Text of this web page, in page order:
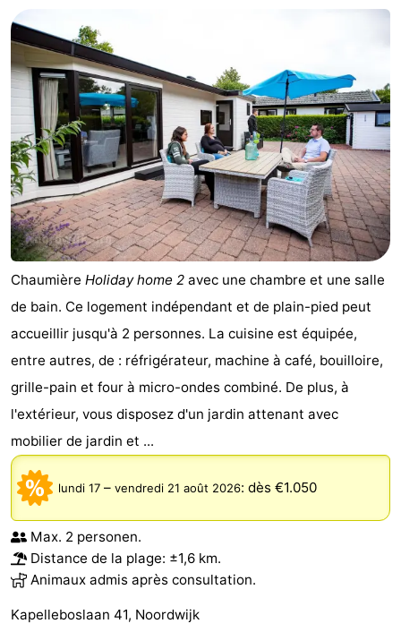
Chaumière Holiday home 2 avec une chambre et une salle
de bain. Ce logement indépendant et de plain-pied peut
accueillir jusqu'à 2 personnes. La cuisine est équipée,
entre autres, de : réfrigérateur, machine à café, bouilloire,
grille-pain et four à micro-ondes combiné. De plus, à
l'extérieur, vous disposez d'un jardin attenant avec
mobilier de jardin et ...
lundi 17 – vendredi 21 août 2026: dès €1.050
Max. 2 personen.
Distance de la plage: ±1,6 km.
Animaux admis après consultation.
Kapelleboslaan 41, Noordwijk